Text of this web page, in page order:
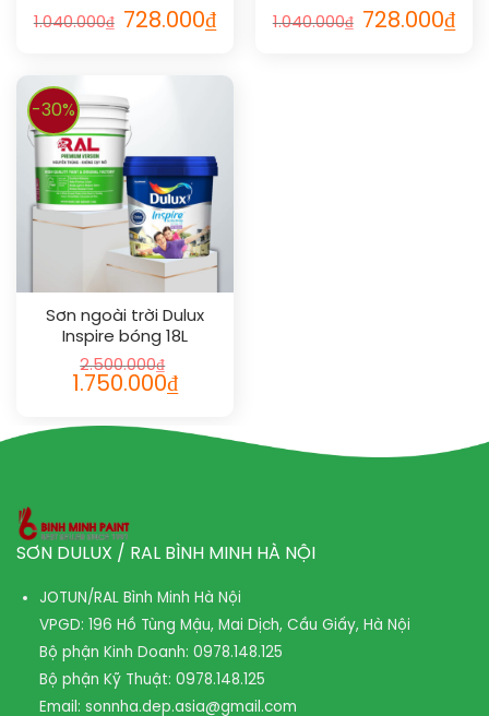
Bẩn Mờ 5L
1.040.000₫ 728.000₫
Bẩn Bóng 5L
1.040.000₫ 728.000₫
-30%
Sơn ngoài trời Dulux
Inspire bóng 18L
2.500.000₫
1.750.000₫
SƠN DULUX / RAL BÌNH MINH HÀ NỘI
JOTUN/RAL Bình Minh Hà Nội
VPGD: 196 Hồ Tùng Mậu, Mai Dịch, Cầu Giấy, Hà Nội
Bộ phận Kinh Doanh: 0978.148.125
Bộ phận Kỹ Thuật: 0978.148.125
Email: sonnha.dep.asia@gmail.com